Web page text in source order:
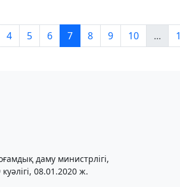
4 5 6 7 8 9 10 ...
даму министрлігі,
08.01.2020 ж.